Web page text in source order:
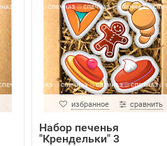
избранное сравнить
Набор печенья
"Крендельки" 3